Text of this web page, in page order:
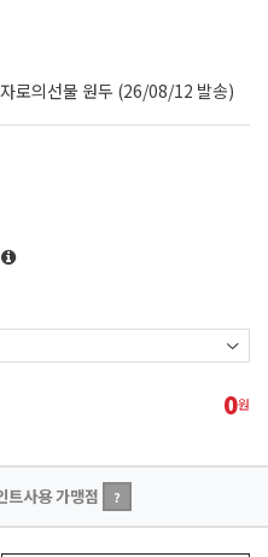
로의선물 원두 (26/08/12 발송)
0원
트사용 가맹점 ?